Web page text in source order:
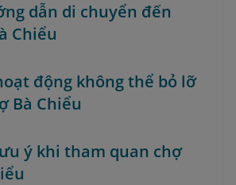
dẫn di chuyển đến
Chiểu
động không thể bỏ lỡ
Bà Chiểu
ý khi tham quan chợ